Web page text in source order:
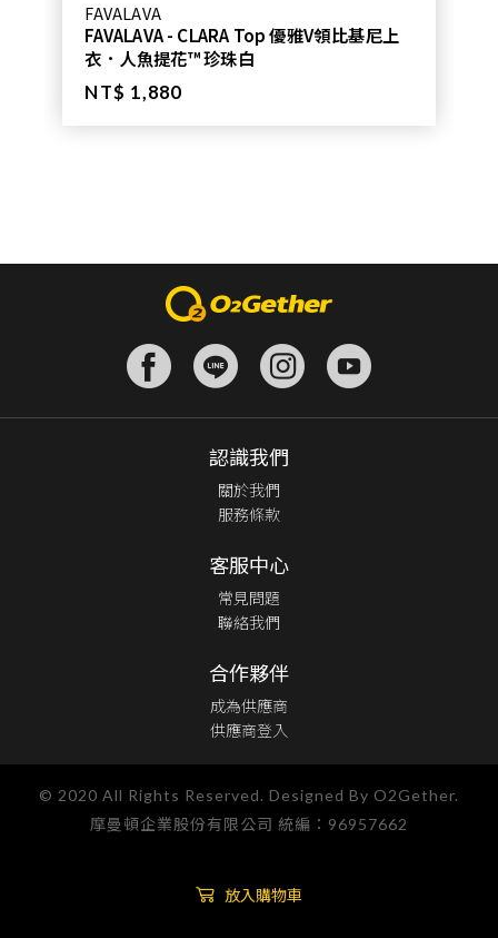
FAVALAVA
FAVALAVA - CLARA Top 優雅V領比基尼上
衣．人魚提花™ 珍珠白
NT$ 1,880
放入購物車
認識我們
關於我們
服務條款
客服中心
常見問題
聯絡我們
合作夥伴
成為供應商
供應商登入
© 2020 All Rights Reserved. Designed By O2Gether.
摩曼頓企業股份有限公司 統編：96957662